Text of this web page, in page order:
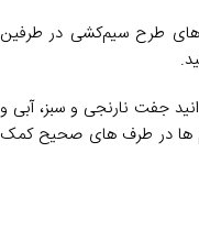
شبکه 90 درجه، راهنماهای طرح سیم‌کشی در طرفین
جفت نارنجی و سبز، آبی و
ها در طرف های صحیح کمک